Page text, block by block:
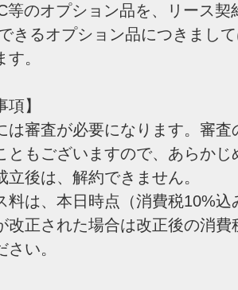
等のオプション品を、リース契
きるオプション品につきまし
。
項】
は審査が必要になります。審
ともございますので、あらか
立後は、解約できません。
料は、本日時点（消費税10%
改正された場合は改正後の消費
い。